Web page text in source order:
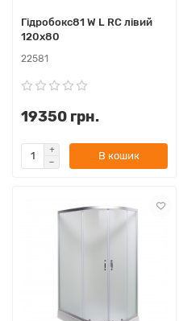
Гідробокс81 W L RC лівий
120х80
22581
19350 грн.
В кошик